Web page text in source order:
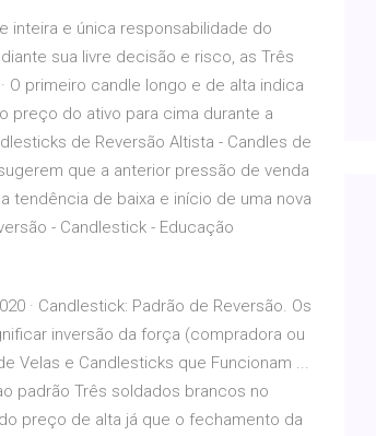
inteira e única responsabilidade do
sua livre decisão e risco, as Três
O primeiro candle longo e de alta indica
preço do ativo para cima durante a
de Reversão Altista - Candles de
que a anterior pressão de venda
tendência de baixa e início de uma nova
- Candlestick - Educação
· Candlestick: Padrão de Reversão. Os
inversão da força (compradora ou
Velas e Candlesticks que Funcionam ...
padrão Três soldados brancos no
preço de alta já que o fechamento da